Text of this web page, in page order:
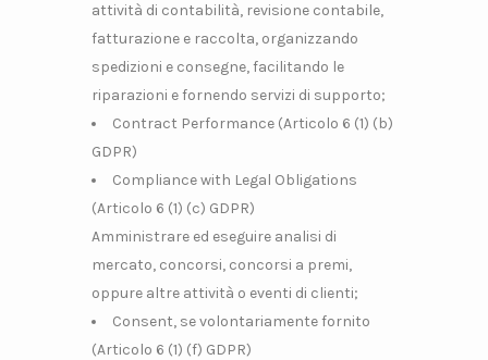
attività di contabilità, revisione contabile,
fatturazione e raccolta, organizzando
spedizioni e consegne, facilitando le
riparazioni e fornendo servizi di supporto;
Contract Performance (Articolo 6 (1) (b)
GDPR)
Compliance with Legal Obligations
(Articolo 6 (1) (c) GDPR)
Amministrare ed eseguire analisi di
mercato, concorsi, concorsi a premi,
oppure altre attività o eventi di clienti;
Consent, se volontariamente fornito
(Articolo 6 (1) (f) GDPR)